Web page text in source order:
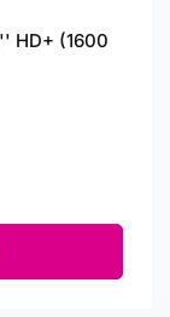
HD+ (1600